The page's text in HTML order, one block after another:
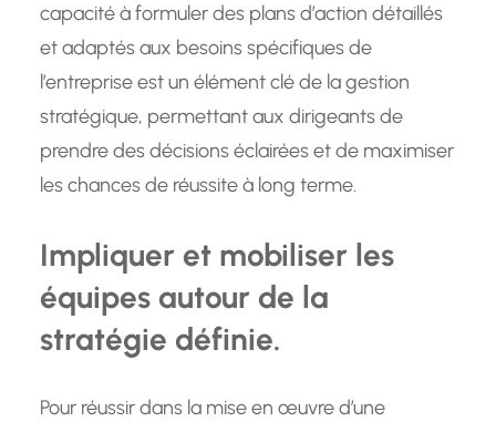
capacité à formuler des plans d’action détaillés
et adaptés aux besoins spécifiques de
l’entreprise est un élément clé de la gestion
stratégique, permettant aux dirigeants de
prendre des décisions éclairées et de maximiser
les chances de réussite à long terme.
Impliquer et mobiliser les
équipes autour de la
stratégie définie.
Pour réussir dans la mise en œuvre d’une